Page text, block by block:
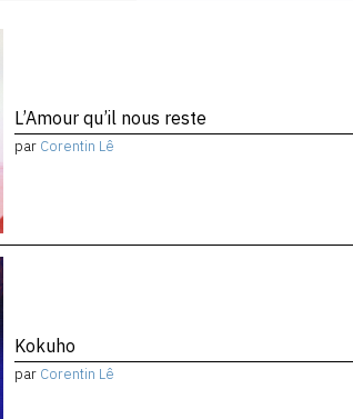
L’Amour qu’il nous reste
par Corentin Lê
Kokuho
par Corentin Lê